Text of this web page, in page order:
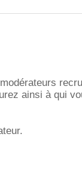
ainsi à qui